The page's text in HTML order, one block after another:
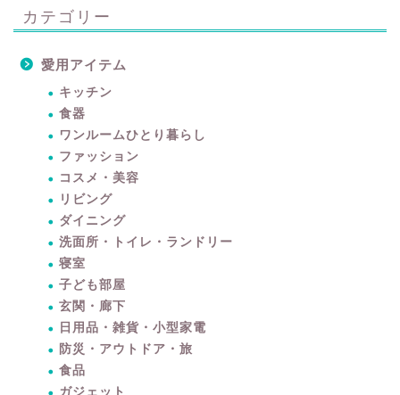
カテゴリー
愛用アイテム
キッチン
食器
ワンルームひとり暮らし
ファッション
コスメ・美容
リビング
ダイニング
洗面所・トイレ・ランドリー
寝室
子ども部屋
玄関・廊下
日用品・雑貨・小型家電
防災・アウトドア・旅
食品
ガジェット